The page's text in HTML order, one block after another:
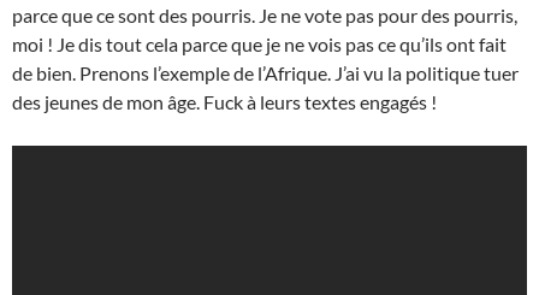
parce que ce sont des pourris. Je ne vote pas pour des pourris,
moi ! Je dis tout cela parce que je ne vois pas ce qu’ils ont fait
de bien. Prenons l’exemple de l’Afrique. J’ai vu la politique tuer
des jeunes de mon âge. Fuck à leurs textes engagés !